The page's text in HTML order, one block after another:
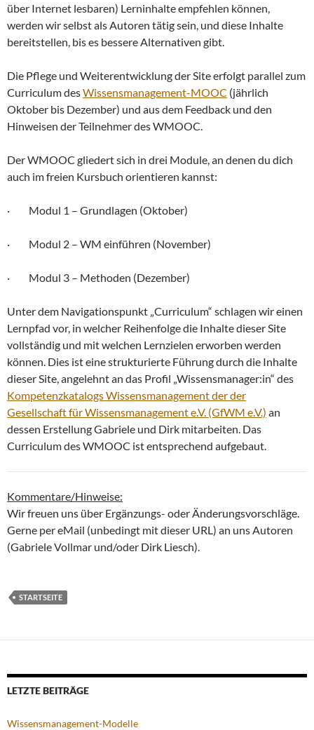
über Internet lesbaren) Lerninhalte empfehlen können,
werden wir selbst als Autoren tätig sein, und diese Inhalte
bereitstellen, bis es bessere Alternativen gibt.
Die Pflege und Weiterentwicklung der Site erfolgt parallel zum
Curriculum desWissensmanagement-MOOC (jährlich
Oktober bis Dezember) und aus dem Feedback und den
Hinweisen der Teilnehmer des WMOOC.
Der WMOOC gliedert sich in drei Module, an denen du dich
auch im freien Kursbuch orientieren kannst:
· Modul 1 – Grundlagen (Oktober)
· Modul 2 – WM einführen (November)
· Modul 3 – Methoden (Dezember)
Unter dem Navigationspunkt „Curriculum“ schlagen wir einen
Lernpfad vor, in welcher Reihenfolge die Inhalte dieser Site
vollständig und mit welchen Lernzielen erworben werden
können. Dies ist eine strukturierte Führung durch die Inhalte
dieser Site, angelehnt an das Profil „Wissensmanager:in“ des
Kompetenzkatalogs Wissensmanagement der der
Gesellschaft für Wissensmanagement e.V. (GfWM e.V.) an
dessen Erstellung Gabriele und Dirk mitarbeiten. Das
Curriculum des WMOOC ist entsprechend aufgebaut.
Kommentare/Hinweise:
Wir freuen uns über Ergänzungs- oder Änderungsvorschläge.
Gerne per eMail (unbedingt mit dieser URL) an uns Autoren
(Gabriele Vollmar und/oder Dirk Liesch).
STARTSEITE
LETZTE BEITRÄGE
Wissensmanagement-Modelle